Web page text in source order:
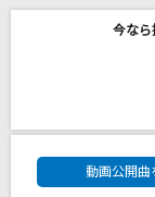
いきものがかり
今な
動画公開曲